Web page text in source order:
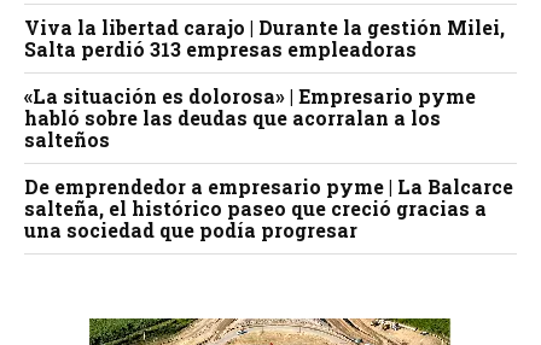
Viva la libertad carajo | Durante la gestión Milei,
Salta perdió 313 empresas empleadoras
«La situación es dolorosa» | Empresario pyme
habló sobre las deudas que acorralan a los
salteños
De emprendedor a empresario pyme | La Balcarce
salteña, el histórico paseo que creció gracias a
una sociedad que podía progresar